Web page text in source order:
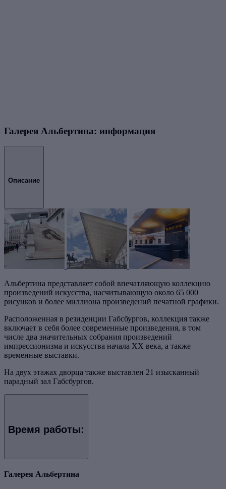
Галерея Альбертина: информация
Описание
Альбертина представляет собой впечатляющую коллекцию
произведений искусства, насчитывающую около 65 000
рисунков и более миллиона произведений печатной графики.
Расположенная в резиденции Габсбургов, коллекция также
включает в себя более современные произведения, в том
числе два значительных собрания произведений
импрессионизма и искусства начала XX века, а также
временные выставки.
На двух этажах дворца также выставлен 21 изысканный
парадный зал Габсбургов.
Время работы:
Галерея Альбертина